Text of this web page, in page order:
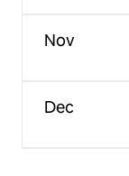
Nov
Dec